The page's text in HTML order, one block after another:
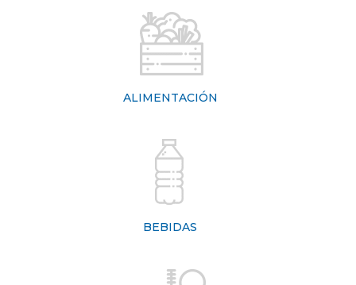
ALIMENTACIÓN
BEBIDAS